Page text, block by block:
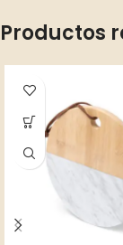
Productos